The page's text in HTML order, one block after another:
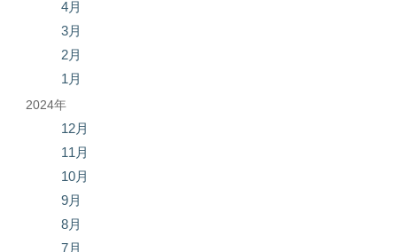
4月
3月
2月
1月
2024年
12月
11月
10月
9月
8月
7月